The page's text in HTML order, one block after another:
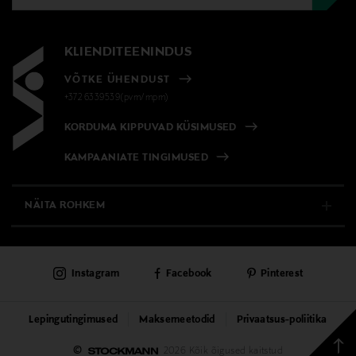
KLIENDITEENINDUS
VÕTKE ÜHENDUST
+372 6339539(pvm/mpm)
KORDUMA KIPPUVAD KÜSIMUSED
KAMPAANIATE TINGIMUSED
NÄITA ROHKEM
PÜSIKLIENDITEENINDUS
KAUBAMAJAD
TEENUSED
© 2026 Kõik õigused kaitstud
Lepingutingimused Maksemeetodid Privaatsus-poliitika
Instagram Facebook Pinterest